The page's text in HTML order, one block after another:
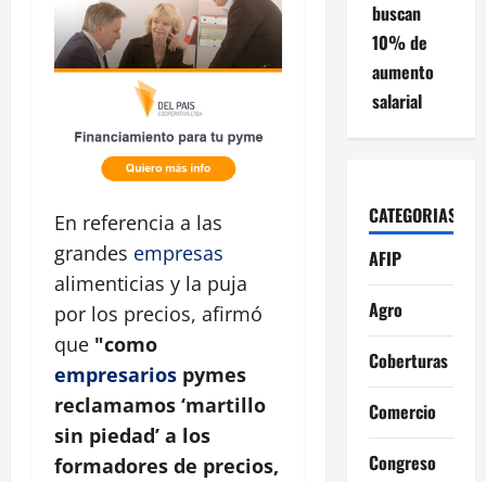
En referencia a las
grandes empresas
alimenticias y la puja
por los precios, afirmó
que "como
empresarios pymes
reclamamos ‘martillo
sin piedad’ a los
formadores de precios,
buscan
10% de
aumento
salarial
CATEGORIAS
AFIP
Agro
Coberturas
Comercio
Congreso